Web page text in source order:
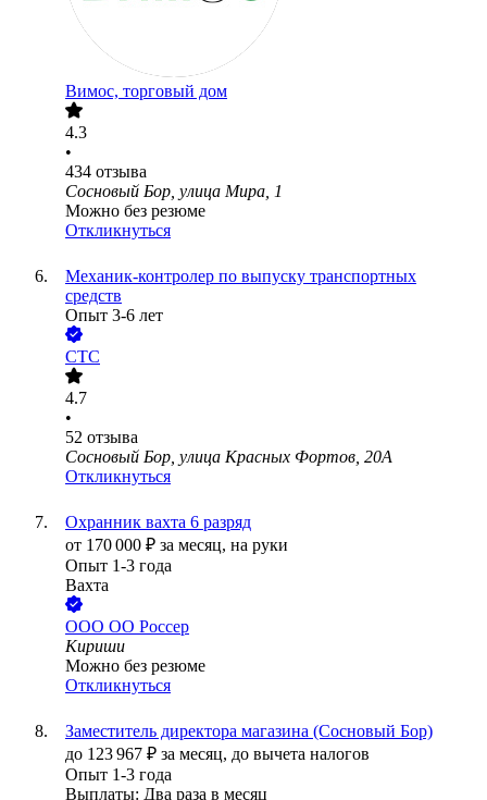
Вимос, торговый дом
4.3
•
434 отзыва
Сосновый Бор, улица Мира, 1
Можно без резюме
Откликнуться
Механик-контролер по выпуску транспортных
средств
Опыт 3-6 лет
СТС
4.7
•
52 отзыва
Сосновый Бор, улица Красных Фортов, 20А
Откликнуться
Охранник вахта 6 разряд
от 170 000 ₽ за месяц, на руки
Опыт 1-3 года
Вахта
ООО ОО Россер
Кириши
Можно без резюме
Откликнуться
Заместитель директора магазина (Сосновый Бор)
до 123 967 ₽ за месяц, до вычета налогов
Опыт 1-3 года
Выплаты: Два раза в месяц